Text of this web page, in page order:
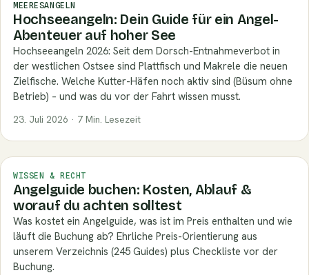
MEERESANGELN
Hochseeangeln: Dein Guide für ein Angel-
Abenteuer auf hoher See
Hochseeangeln 2026: Seit dem Dorsch-Entnahmeverbot in
der westlichen Ostsee sind Plattfisch und Makrele die neuen
Zielfische. Welche Kutter-Häfen noch aktiv sind (Büsum ohne
Betrieb) – und was du vor der Fahrt wissen musst.
23. Juli 2026 · 7 Min. Lesezeit
WISSEN & RECHT
Angelguide buchen: Kosten, Ablauf &
worauf du achten solltest
Was kostet ein Angelguide, was ist im Preis enthalten und wie
läuft die Buchung ab? Ehrliche Preis-Orientierung aus
unserem Verzeichnis (245 Guides) plus Checkliste vor der
Buchung.